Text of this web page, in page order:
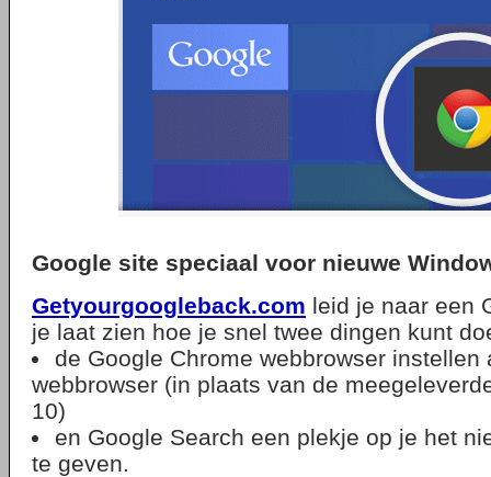
Google site speciaal voor nieuwe
Getyourgoogleback.com leid je naar een
je laat zien hoe je snel twee dingen kunt
de Google Chrome webbrowser instellen
webbrowser (in plaats van de
10)
en Google Search een plekje op je het
te geven.